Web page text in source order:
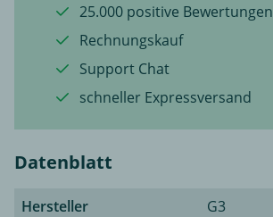
25.000 positive Bewertungen
Rechnungskauf
Support Chat
schneller Expressversand
Datenblatt
Hersteller
G3